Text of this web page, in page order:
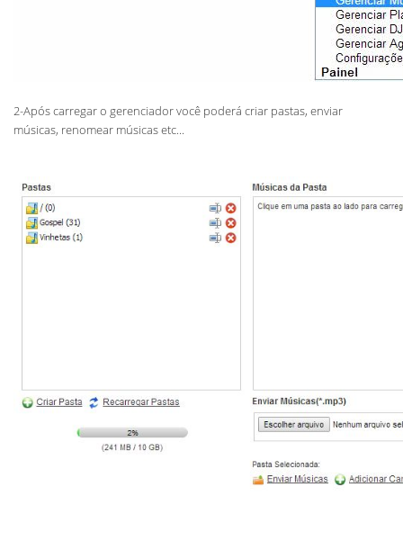
2-Após carregar o gerenciador você poderá criar pastas, enviar
músicas, renomear músicas etc...